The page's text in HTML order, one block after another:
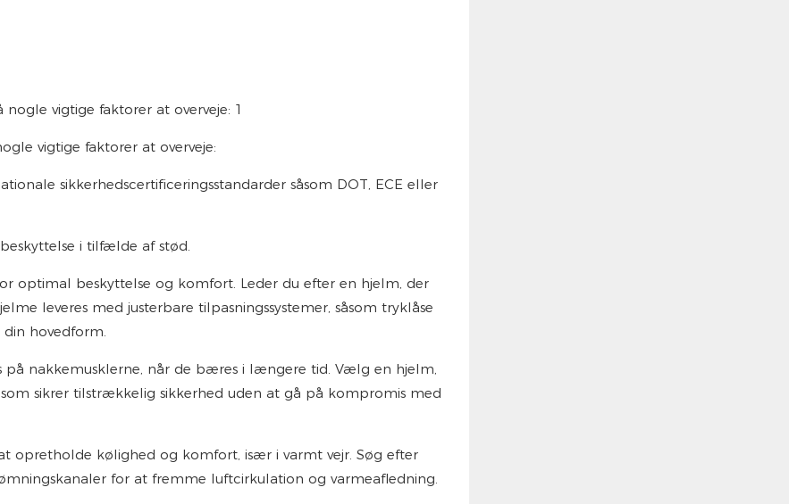
vigtige faktorer at overveje:
sikkerhedscertificeringsstandarder såsom DOT, ECE eller
i tilfælde af stød.
optimal beskyttelse og komfort. Leder du efter en hjelm, der
leveres med justerbare tilpasningssystemer, såsom tryklåse
hovedform.
nakkemusklerne, når de bæres i længere tid. Vælg en hjelm,
sikrer tilstrækkelig sikkerhed uden at gå på kompromis med
opretholde kølighed og komfort, især i varmt vejr. Søg efter
for at fremme luftcirkulation og varmeafledning.